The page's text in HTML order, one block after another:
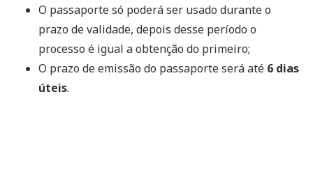
O passaporte só poderá ser usado durante o
prazo de validade, depois desse período o
processo é igual a obtenção do primeiro;
O prazo de emissão do passaporte será até 6 dias
úteis.